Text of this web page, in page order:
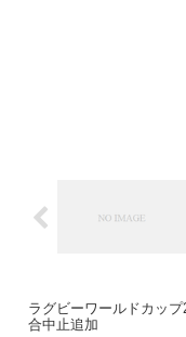
ラグビーワールドカッ
合中止追加